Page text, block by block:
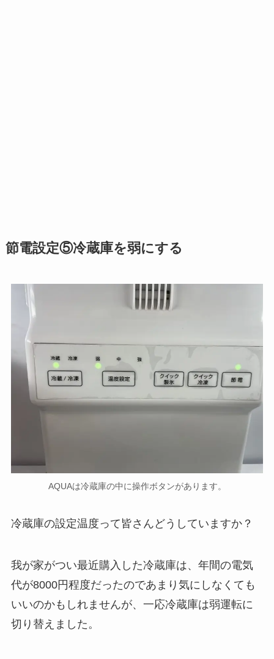
節電設定⑤冷蔵庫を弱にする
AQUAは冷蔵庫の中に操作ボタンがあります。
冷蔵庫の設定温度って皆さんどうしていますか？
我が家がつい最近購入した冷蔵庫は、年間の電気
代が8000円程度だったのであまり気にしなくても
いいのかもしれませんが、一応冷蔵庫は弱運転に
切り替えました。